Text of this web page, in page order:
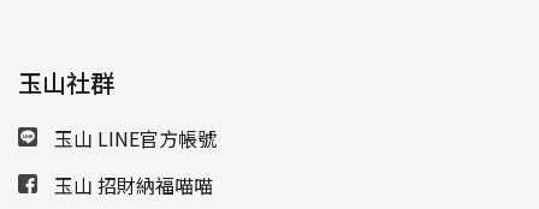
玉山社群
玉山 LINE官方帳號
玉山 招財納福喵喵